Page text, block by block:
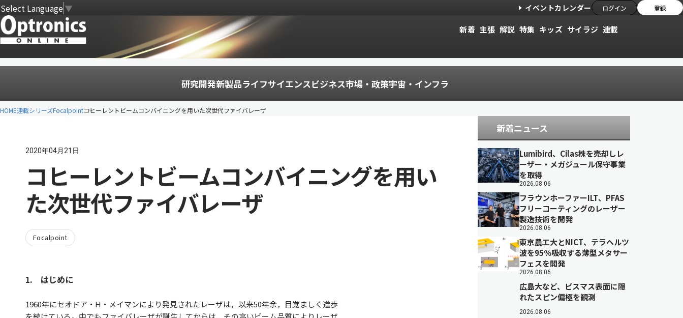
Select Language▼ イベントカレンダー ログイン 登録
新着 主張 解説 特集 キッズ サイラジ 連載
研究開発新製品ライフサイエンスビジネス市場・政策宇宙・インフラ
HOME連載シリーズFocalpointコヒーレントビームコンバイニングを用いた次世代ファイバレーザ
2020年04月21日
コヒーレントビームコンバイニングを用い
た次世代ファイバレーザ
Focalpoint
1. はじめに
1960年にセオドア・H・メイマンにより発見されたレーザは，以来50年余，目覚ましく進歩
新着ニュース
Lumibird、Cilas株を売却しレ
ーザー・メガジュール保守事業
を取得
2026.08.06
フラウンホーファーILT、PFAS
フリーコーティングのレーザー
製造技術を開発
2026.08.06
東京農工大とNICT、テラヘルツ
波を95％吸収する薄型メタサー
フェスを開発
2026.08.06
広島大など、ビスマス表面に隠
れたスピン偏極を観測
2026.08.06